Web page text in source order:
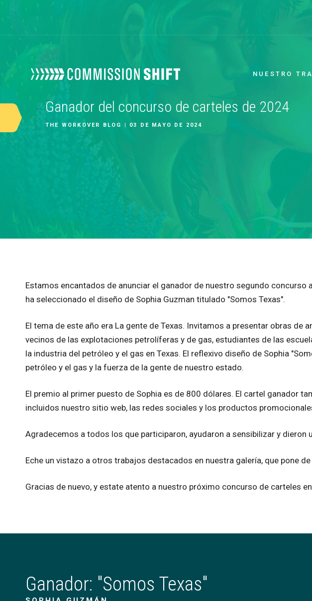
NUESTRO
Ganador del concurso de carteles de 2024
THE WORKOVER BLOG | 03 DE MAYO DE 2024
Estamos encantados de anunciar el ganador de nuestro segundo concurso
ha seleccionado el diseño de Sophia Guzman titulado "Somos Texas".
El tema de este año era La gente de Texas. Invitamos a presentar obras de
vecinos de las explotaciones petrolíferas y de gas, estudiantes de las
la industria del petróleo y el gas en Texas. El reflexivo diseño de Sophia
petróleo y el gas y la fuerza de la gente de nuestro estado.
El premio al primer puesto de Sophia es de 800 dólares. El cartel ganador
incluidos nuestro sitio web, las redes sociales y los productos
Agradecemos a todos los que participaron, ayudaron a sensibilizar y dieron
Eche un vistazo a otros trabajos destacados en nuestra galería, que pone de
Gracias de nuevo, y estate atento a nuestro próximo concurso de carteles en
Ganador: "Somos Texas"